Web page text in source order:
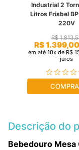
Industrial 2
Litros Frisbel
220V
R$ 1.813,
R$1.399,00
em até 10x de R$
juros
Descrição do
Bebedouro Mesa